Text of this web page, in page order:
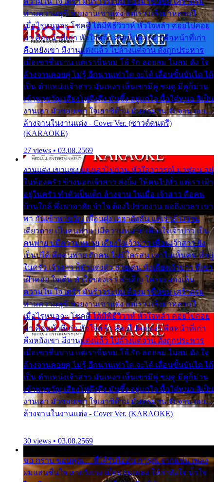
ท่ามความสุขี ช่วยงานเขาแต่ง แต่เรา แล้งมาหลายปี
เมื่อไรหนอจะ โชคดี ได้มีพิธีวิวาห์ หัวใจหล้า คอยไปคอย
มา คือหน้าที่เก่า หัวใจหล้า คอยไปคอยมา คือหน้าที่เก่า
คือหยังเขา มีงานแต่งแล้ว ไปล้างแต่จาน ดั่งถูกประหาร
เมื่อเขาชื่นบาน แต่เราขื่นขม โอ้ รัก ลอยลม ไม่สม ดัง ใจ
ล้างจานคอยคู่ ไม่รู้ อีกนานเท่าใด จะได้ เลื่อนขั้นบันได ได้
เป็น ตำแหน่งเจ้าสาว มันเหงา เห็นเขามีคู่ ซมดู มีคู่ก็ม่วน
เข้าพาขวัญ เสียงโห่ตึงตึง มันซึ้ง อยู่แก่ใจ มื้อใด๋หนอ สิเป็น
งานเฮา มัวซอยเขา ใจเฮาซิด้าน มันทรมาน จับจาน เอย…
ล้างจานในงานแต่ง - Cover Ver. (ซาวด์ดนตรี)
(KARAOKE)
27 views • 03.08.2569
งานแต่ง เขาแซง แย่งเอาไปก่อน หัวใจอาวรณ์ มาซ่อน อยู่
ในห้องครัว ข้างนอกเจ้าสาว ส่งยิ้ม ให้คนไปทั่ว แต่เรา เฝ้า
อยู่ในครัว ทำตัวเป็นเด็ก ล้างจาน ในเมื่อ เจ้าสาว คือคน
บ้านใกล้ พึ่งพาอาศัย จำใจ ต้องไปช่วยงาน พอถึงเวลา เขา
พา กันเข้าพาขวัญ เพื่อนฝูง เฮฮาดังลั่น แต่เราล้างจาน
เดียวดาย เป็นคนพ่าย บ่มีความหมาย เคียงใจเจ้าบ่าว เป็น
คนพ่าย บ่มีความหมาย เคียงใจเจ้าบ่าว เพื่อนเจ้าสาว ยัง
เป็นบ่ได้ คือคนพ่าย ฮักคน ไม่มีใครสน เขาไม่เห็นคน ที่อยู่
ในครัว เจ้าสาว ก็มัวแต่งตัว สวยเด่น นั่งเคียงเจ้าบ่าว ที่เขา
เฝ้าคอย ใจเต้น หัวใจของเรา ลำเค็ญ ใครจะมองเห็น
ความใน ใจ เศร้า มันร้าวระบม ต้องมาขื่นขม เศร้าตรม
ท่ามความสุขี ช่วยงานเขาแต่ง แต่เรา แล้งมาหลายปี
เมื่อไรหนอจะ โชคดี ได้มีพิธีวิวาห์ หัวใจหล้า คอยไปคอย
มา คือหน้าที่เก่า หัวใจหล้า คอยไปคอยมา คือหน้าที่เก่า
คือหยังเขา มีงานแต่งแล้ว ไปล้างแต่จาน ดั่งถูกประหาร
เมื่อเขาชื่นบาน แต่เราขื่นขม โอ้ รัก ลอยลม ไม่สม ดัง ใจ
ล้างจานคอยคู่ ไม่รู้ อีกนานเท่าใด จะได้ เลื่อนขั้นบันได ได้
เป็น ตำแหน่งเจ้าสาว มันเหงา เห็นเขามีคู่ ซมดู มีคู่ก็ม่วน
เข้าพาขวัญ เสียงโห่ตึงตึง มันซึ้ง อยู่แก่ใจ มื้อใด๋หนอ สิเป็น
งานเฮา มัวซอยเขา ใจเฮาซิด้าน มันทรมาน จับจาน เอย…
ล้างจานในงานแต่ง - Cover Ver. (KARAOKE)
30 views • 03.08.2569
ขอ กราบ ขอบคุณ.... ที่ได้รับไออุ่น การุณ จากแฟน เพลง
ผมแสนชื่นใจ หายวังเวง เมื่อแฟนเพลง ให้กำลังใจ น้ำใจ